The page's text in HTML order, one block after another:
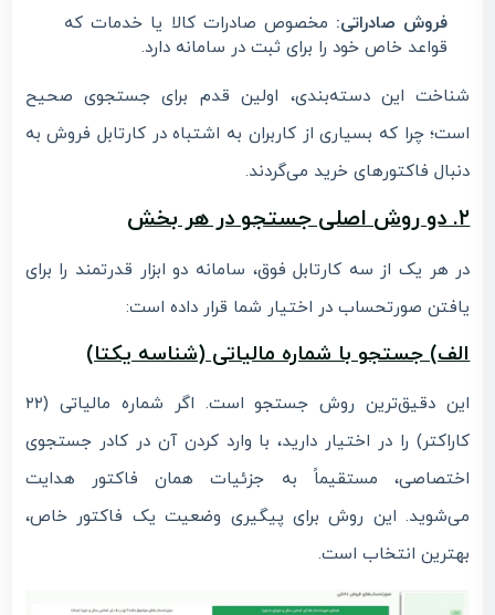
فروش صادراتی: مخصوص صادرات کالا یا خدمات که
قواعد خاص خود را برای ثبت در سامانه دارد.
شناخت این دسته‌بندی، اولین قدم برای جستجوی صحیح
است؛ چرا که بسیاری از کاربران به اشتباه در کارتابل فروش به
دنبال فاکتورهای خرید می‌گردند.
۲. دو روش اصلی جستجو در هر بخش
در هر یک از سه کارتابل فوق، سامانه دو ابزار قدرتمند را برای
یافتن صورتحساب در اختیار شما قرار داده است:
الف) جستجو با شماره مالیاتی (شناسه یکتا)
این دقیق‌ترین روش جستجو است. اگر شماره مالیاتی (۲۲
کاراکتر) را در اختیار دارید، با وارد کردن آن در کادر جستجوی
اختصاصی، مستقیماً به جزئیات همان فاکتور هدایت
می‌شوید. این روش برای پیگیری وضعیت یک فاکتور خاص،
بهترین انتخاب است.